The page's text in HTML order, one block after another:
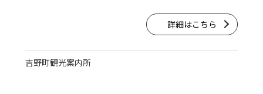
詳細はこちら
吉野町観光案内所